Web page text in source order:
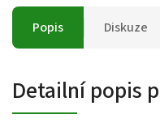
Popis Diskuze
Detailní popis